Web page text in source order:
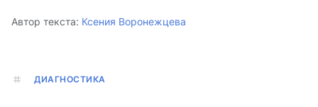
Автор текста: Ксения Воронежцева
ДИАГНОСТИКА